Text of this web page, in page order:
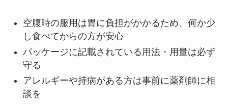
空腹時の服用は胃に負担がかかるため、何か少
し食べてからの方が安心
パッケージに記載されている用法・用量は必ず
守る
アレルギーや持病がある方は事前に薬剤師に相
談を